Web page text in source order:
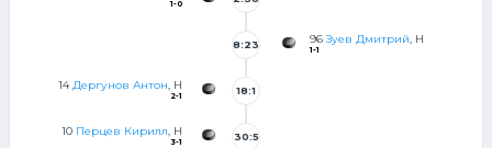
1-0
96Зуев Дмитрий, Н
1-1
8:23
14Дергунов Антон, Н
2-1 18:1
10 Перцев Кирилл, Н
3-1 30:5